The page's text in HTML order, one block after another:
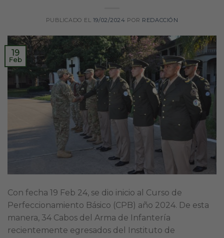
PUBLICADO EL 19/02/2024 POR REDACCIÓN
19
Feb
Con fecha 19 Feb 24, se dio inicio al Curso de
Perfeccionamiento Básico (CPB) año 2024. De esta
manera, 34 Cabos del Arma de Infantería
recientemente egresados del Instituto de